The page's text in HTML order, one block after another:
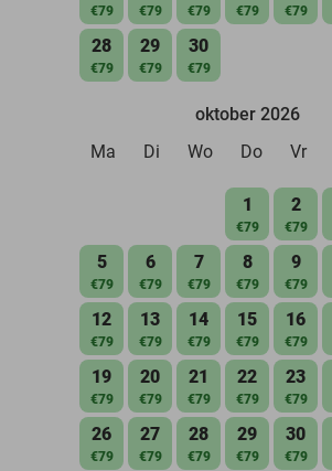
€79 €79 €79 €79 €79
28
€79
29
€79
30
€79
oktober 2026
Ma
Di Wo Do Vr
1
€79
2
€79
5
€79
6
€79
7
€79
8
€79
9
€79
12
€79
13
€79
14
€79
15
€79
16
€79
19
€79
20
€79
21
€79
22
€79
23
€79
26
€79
27
€79
28
€79
29
€79
30
€79